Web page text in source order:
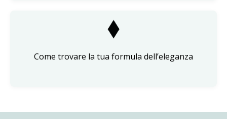
Come trovare la tua formula dell’eleganza